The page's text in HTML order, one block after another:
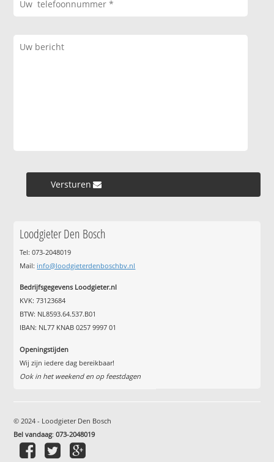
Versturen »
Loodgieter Den Bosch
Tel: 073-2048019
Mail: info@loodgieterdenboschbv.nl
Bedrijfsgegevens Loodgieter.nl
KVK: 73123684
BTW: NL8593.64.537.B01
IBAN: NL77 KNAB 0257 9997 01
Openingstijden
Wij zijn iedere dag bereikbaar!
Ook in het weekend en op feestdagen
© 2024 - Loodgieter Den Bosch
Bel vandaag:073-2048019